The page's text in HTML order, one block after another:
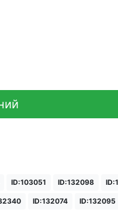
ID:103051 ID:132098
ID:132074 ID:132095